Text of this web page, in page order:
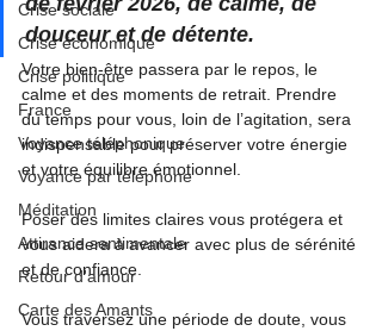
Crise sociale
Crise économique
Crise politique
France
Voyance téléphonique
Voyance par téléphone
Méditation
Attirance sentimentale
Retour d'amour
Carte des Amants
douceur et de détente.
Votre bien-être passera par le repos, le
calme et des moments de retrait. Prendre
du temps pour vous, loin de l’agitation, sera
indispensable pour préserver votre énergie
et votre équilibre émotionnel.
Poser des limites claires vous protégera et
vous aidera à avancer avec plus de sérénité
et de confiance.
Vous traversez une période de doute, vous